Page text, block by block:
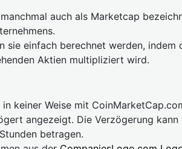
auch als Marketcap
sie einfach berechnet werden, indem
Aktien multipliziert wird.
keiner Weise mit
angezeigt. Die Verzögerung kann
betragen.